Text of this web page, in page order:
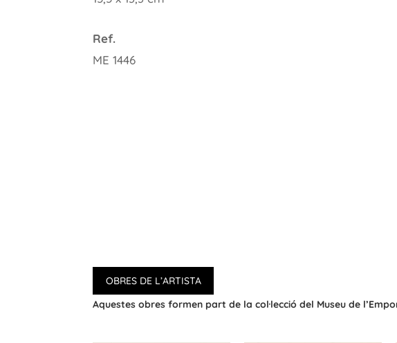
Ref.
ME 1446
OBRES DE L’ARTISTA
Aquestes obres formen part de la col·lecció del Museu de